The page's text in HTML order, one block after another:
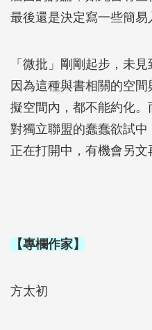
最後還是決定寫一些簡易
「微批」剛剛起步，未
因為這種與書相關的空
擬空間內，都不能約化
對獨立聯盟的蠢蠢欲試
正在打開中，有機會另文
【專欄作家】
方太初